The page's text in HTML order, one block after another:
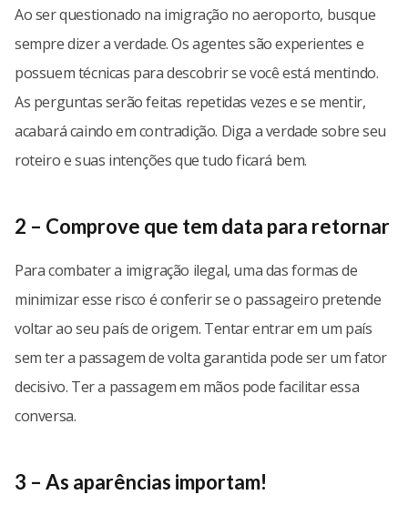
Ao ser questionado na imigração no aeroporto, busque
sempre dizer a verdade. Os agentes são experientes e
possuem técnicas para descobrir se você está mentindo.
As perguntas serão feitas repetidas vezes e se mentir,
acabará caindo em contradição. Diga a verdade sobre seu
roteiro e suas intenções que tudo ficará bem.
2 – Comprove que tem data para retornar
Para combater a imigração ilegal, uma das formas de
minimizar esse risco é conferir se o passageiro pretende
voltar ao seu país de origem. Tentar entrar em um país
sem ter a passagem de volta garantida pode ser um fator
decisivo. Ter a passagem em mãos pode facilitar essa
conversa.
3 – As aparências importam!